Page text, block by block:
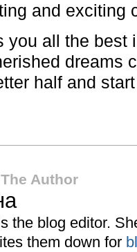
and exciting
you all the best
dreams
half and
Author
the blog editor.
them down for